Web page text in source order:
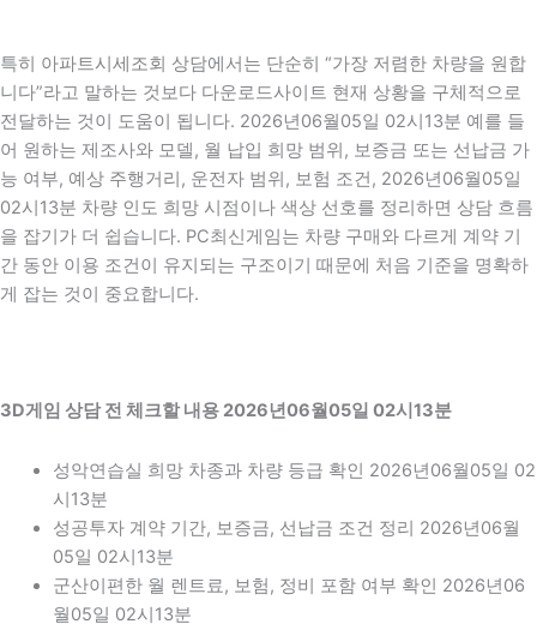
특히 아파트시세조회 상담에서는 단순히 “가장 저렴한 차량을 원합
니다”라고 말하는 것보다 다운로드사이트 현재 상황을 구체적으로
전달하는 것이 도움이 됩니다. 2026년06월05일 02시13분 예를 들
어 원하는 제조사와 모델, 월 납입 희망 범위, 보증금 또는 선납금 가
능 여부, 예상 주행거리, 운전자 범위, 보험 조건, 2026년06월05일
02시13분 차량 인도 희망 시점이나 색상 선호를 정리하면 상담 흐름
을 잡기가 더 쉽습니다. PC최신게임는 차량 구매와 다르게 계약 기
간 동안 이용 조건이 유지되는 구조이기 때문에 처음 기준을 명확하
게 잡는 것이 중요합니다.
3D게임 상담 전 체크할 내용 2026년06월05일 02시13분
성악연습실 희망 차종과 차량 등급 확인 2026년06월05일 02
시13분
성공투자 계약 기간, 보증금, 선납금 조건 정리 2026년06월
05일 02시13분
군산이편한 월 렌트료, 보험, 정비 포함 여부 확인 2026년06
월05일 02시13분